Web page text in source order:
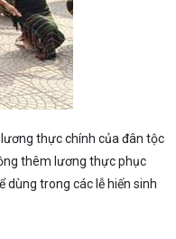
thực chính của đân tộc
thêm lương thực phục
dùng trong các lễ hiến sinh